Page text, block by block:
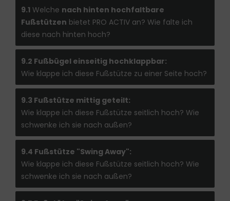
9.1Welche nach hinten hochfaltbare
Fußstützen bietet PRO ACTIV an? Wie falte ich
diese nach hinten hoch?
9.2 Fußbügel einseitig hochklappbar:
Wie klappe ich diese Fußstütze zu einer Seite hoch?
9.3 Fußstütze mittig geteilt:
Wie klappe ich diese Fußstütze seitlich hoch? Wie
schwenke ich sie nach außen?
9.4 Fußstütze "Swing Away":
Wie klappe ich diese Fußstütze seitlich hoch? Wie
schwenke ich sie nach außen?